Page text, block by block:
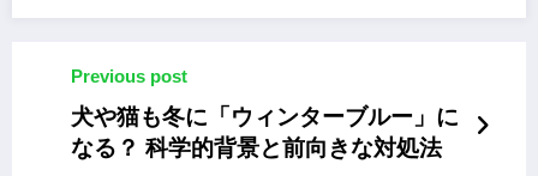
Previous post
犬や猫も冬に「ウィンターブルー」に
なる？ 科学的背景と前向きな対処法